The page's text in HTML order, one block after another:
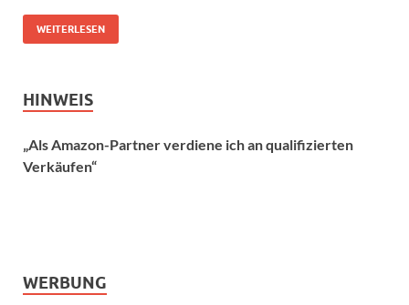
WEITERLESEN
HINWEIS
„Als Amazon-Partner verdiene ich an qualifizierten
Verkäufen“
WERBUNG